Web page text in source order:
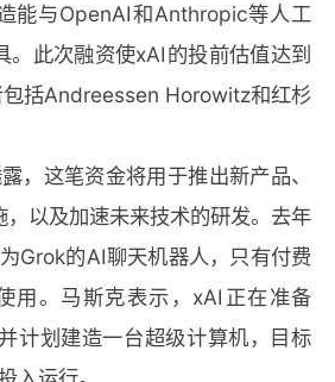
能与OpenAI和Anthropic等人工
。此次融资使xAI的投前估值达到
包括Andreessen Horowitz和红杉
，这笔资金将用于推出新产品、
，以及加速未来技术的研发。去年
Grok的AI聊天机器人，只有付费
用。马斯克表示，xAI正在准备
计划建造一台超级计算机，目标